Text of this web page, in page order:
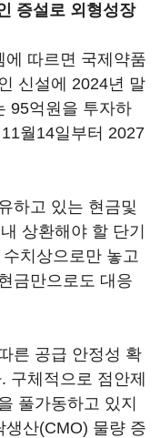
증설로 외형성장
따르면 국제약품
신설에 2024년 말
95억원을 투자하
월14일부터 2027
하고 있는 현금및
상환해야 할 단기
치상으로만 놓고
금만으로도 대응
른 공급 안정성 확
구체적으로 점안제
풀가동하고 있지
생산(CMO) 물량 증